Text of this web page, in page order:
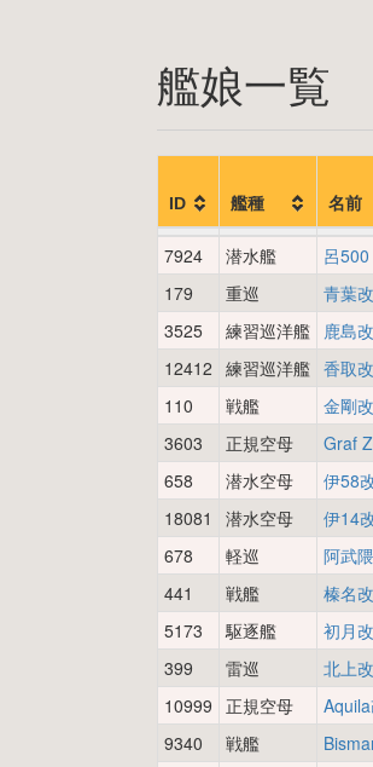
艦娘一覧
ID 艦種 名前
7924 潜水艦 呂500
179
重巡 青葉改
3525
練習巡洋艦 鹿島改
12412 練習巡洋艦 香取改
110
戦艦 金剛
3603
正規空母 Graf
658
潜水空母 伊58
18081
潜水空母 伊14
678
軽巡 阿武
441
戦艦 榛名
5173
駆逐艦 初月改
399
雷巡 北上
10999 正規空母
9340
戦艦